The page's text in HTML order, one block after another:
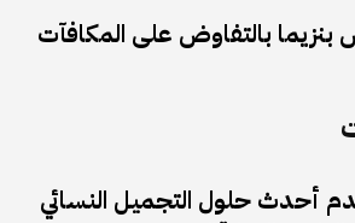
بالتفاوض على المكافآت
أحدث حلول التجميل النسائي